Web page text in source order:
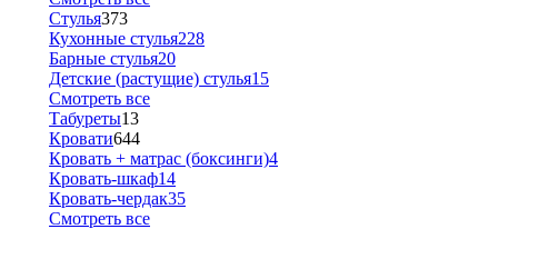
Стулья373
Кухонные стулья228
Барные стулья20
Детские (растущие) стулья15
Смотреть все
Табуреты13
Кровати644
Кровать + матрас (боксинги)4
Кровать-шкаф14
Кровать-чердак35
Смотреть все